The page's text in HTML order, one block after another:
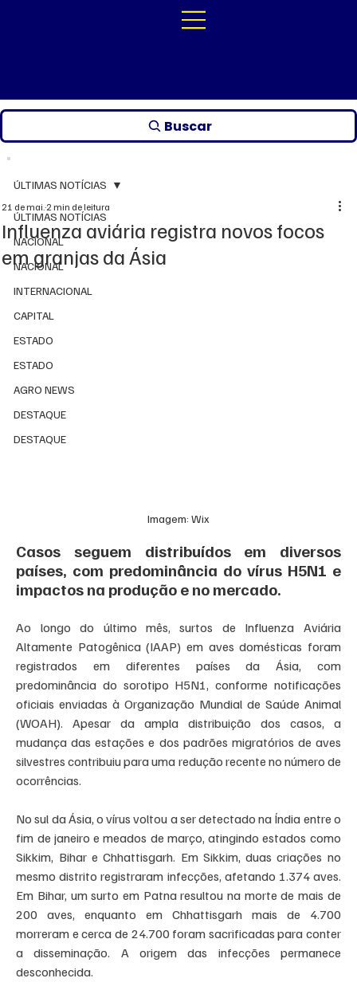
Buscar
ÚLTIMAS NOTÍCIAS
NACIONAL
NACIONAL
INTERNACIONAL
CAPITAL
ESTADO
ESTADO
AGRO NEWS
DESTAQUE
DESTAQUE
ÚLTIMAS NOTÍCIAS
Influenza aviária registra novos focos
em granjas da Ásia
21 de mai.2 min de leitura
Imagem: Wix
Casos seguem distribuídos em diversos
países, com predominância do vírus H5N1 e
impactos na produção e no mercado.
Ao longo do último mês, surtos de Influenza Aviária
Altamente Patogênica (IAAP) em aves domésticas foram
registrados em diferentes países da Ásia, com
predominância do sorotipo H5N1, conforme notificações
oficiais enviadas à Organização Mundial de Saúde Animal
(WOAH). Apesar da ampla distribuição dos casos, a
mudança das estações e dos padrões migratórios de aves
silvestres contribuiu para uma redução recente no número de
ocorrências.
No sul da Ásia, o vírus voltou a ser detectado na Índia entre o
fim de janeiro e meados de março, atingindo estados como
Sikkim, Bihar e Chhattisgarh. Em Sikkim, duas criações no
mesmo distrito registraram infecções, afetando 1.374 aves.
Em Bihar, um surto em Patna resultou na morte de mais de
200 aves, enquanto em Chhattisgarh mais de 4.700
morreram e cerca de 24.700 foram sacrificadas para conter
a disseminação. A origem das infecções permanece
desconhecida.